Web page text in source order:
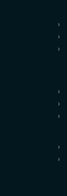
›
›
›
›
›
›
›
›